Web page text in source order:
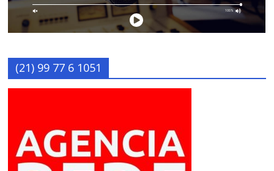
(21) 99 77 6 1051